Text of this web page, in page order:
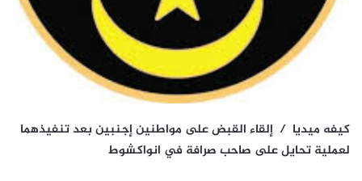
كيفه ميديا / إلقاء القبض على مواطنين إجنبين بعد تنفيذهما
لعملية تحايل على صاحب صرافة في انواكشوط